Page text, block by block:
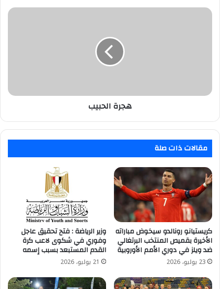
هجرة
هجرة الحبيب
مقالات ذات صلة
كريستيانو رونالدو سيخوض مباراته
الأخيرة بقميص المنتخب البرتغالي
ضد ويلز في دوري الأمم الأوروبية
23 يوليو، 2026
وزير الرياضة : فتح تحقيق عاجل
وفوري في شكوى لاعب كرة
القدم المستبعد بسبب إسمه
21 يوليو، 2026